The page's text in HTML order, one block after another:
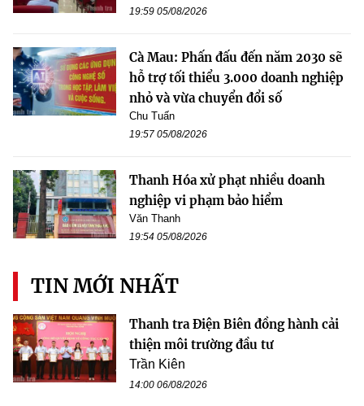
19:59 05/08/2026
Cà Mau: Phấn đấu đến năm 2030 sẽ
hỗ trợ tối thiểu 3.000 doanh nghiệp
nhỏ và vừa chuyển đổi số
Chu Tuấn
19:57 05/08/2026
Thanh Hóa xử phạt nhiều doanh
nghiệp vi phạm bảo hiểm
Văn Thanh
19:54 05/08/2026
TIN MỚI NHẤT
Thanh tra Điện Biên đồng hành cải
thiện môi trường đầu tư
Trần Kiên
14:00 06/08/2026